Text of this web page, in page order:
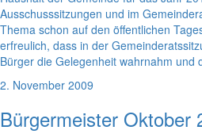
Ausschusssitzungen und im
Thema schon auf den öffentlichen
erfreulich, dass in der
Bürger die Gelegenheit wahrnahm und
2. November 2009
Bürgermeister Oktober